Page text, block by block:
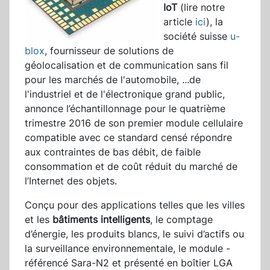
IoT(lire notre
article ici), la
société suisse u-
blox, fournisseur de solutions de
géolocalisation et de communication sans fil
pour les marchés de l'automobile, ...de
l'industriel et de l'électronique grand public,
annonce l’échantillonnage pour le quatrième
trimestre 2016 de son premier module cellulaire
compatible avec ce standard censé répondre
aux contraintes de bas débit, de faible
consommation et de coût réduit du marché de
l’Internet des objets.
Conçu pour des applications telles que les villes
et les bâtiments intelligents, le comptage
d’énergie, les produits blancs, le suivi d’actifs ou
la surveillance environnementale, le module -
référencé Sara-N2 et présenté en boîtier LGA